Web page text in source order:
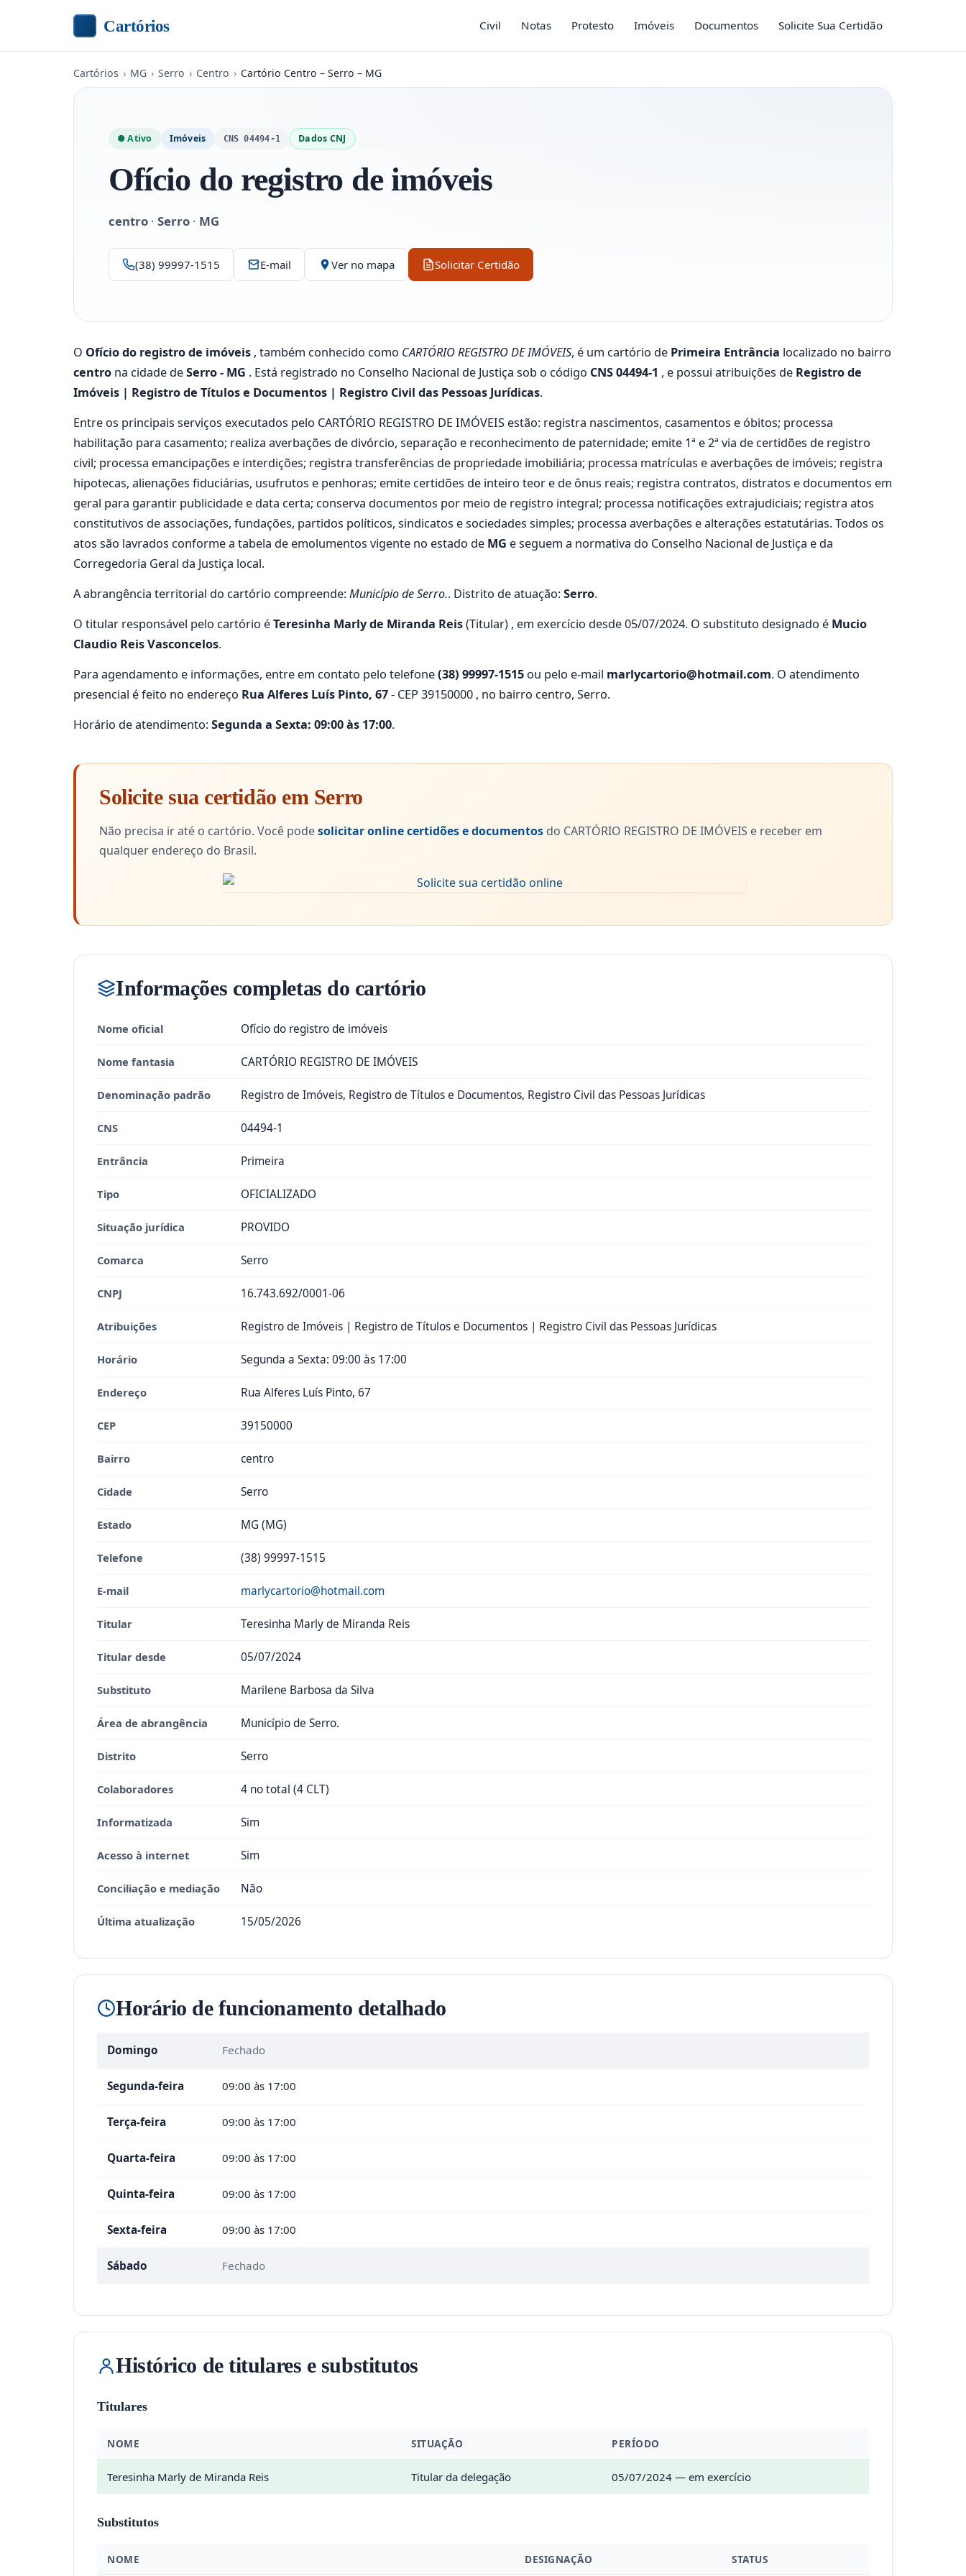
Cartórios Civil Notas Protesto Imóveis Documentos Solicite Sua Certidão
Cartórios › MG › Serro › Centro › Cartório Centro – Serro – MG
● Ativo Imóveis CNS 04494-1 Dados CNJ
Ofício do registro de imóveis
centro · Serro · MG
(38) 99997-1515 E-mail Ver no mapa Solicitar Certidão
O Ofício do registro de imóveis , também conhecido como CARTÓRIO REGISTRO DE IMÓVEIS, é um cartório de Primeira Entrância localizado no bairro
centro na cidade deSerro - MG . Está registrado no Conselho Nacional de Justiça sob o código CNS 04494-1 , e possui atribuições de Registro de
Imóveis | Registro de Títulos e Documentos | Registro Civil das Pessoas Jurídicas.
Entre os principais serviços executados pelo CARTÓRIO REGISTRO DE IMÓVEIS estão: registra nascimentos, casamentos e óbitos; processa
habilitação para casamento; realiza averbações de divórcio, separação e reconhecimento de paternidade; emite 1ª e 2ª via de certidões de registro
civil; processa emancipações e interdições; registra transferências de propriedade imobiliária; processa matrículas e averbações de imóveis; registra
hipotecas, alienações fiduciárias, usufrutos e penhoras; emite certidões de inteiro teor e de ônus reais; registra contratos, distratos e documentos em
geral para garantir publicidade e data certa; conserva documentos por meio de registro integral; processa notificações extrajudiciais; registra atos
constitutivos de associações, fundações, partidos políticos, sindicatos e sociedades simples; processa averbações e alterações estatutárias. Todos os
atos são lavrados conforme a tabela de emolumentos vigente no estado de MG e seguem a normativa do Conselho Nacional de Justiça e da
Corregedoria Geral da Justiça local.
A abrangência territorial do cartório compreende:Município de Serro.. Distrito de atuação:Serro.
O titular responsável pelo cartório éTeresinha Marly de Miranda Reis(Titular) , em exercício desde 05/07/2024. O substituto designado é Mucio
Claudio Reis Vasconcelos.
Para agendamento e informações, entre em contato pelo telefone(38) 99997-1515 ou pelo e-mail marlycartorio@hotmail.com. O atendimento
presencial é feito no endereço Rua Alferes Luís Pinto, 67- CEP 39150000 , no bairro centro, Serro.
Horário de atendimento:Segunda a Sexta: 09:00 às 17:00.
Solicite sua certidão em Serro
Não precisa ir até o cartório. Você podesolicitar online certidões e documentos do CARTÓRIO REGISTRO DE IMÓVEIS e receber em
qualquer endereço do Brasil.
Informações completas do cartório
Nome oficial Ofício do registro de imóveis
Nome fantasia CARTÓRIO REGISTRO DE IMÓVEIS
Denominação padrão Registro de Imóveis, Registro de Títulos e Documentos, Registro Civil das Pessoas Jurídicas
CNS 04494-1
Entrância Primeira
Tipo OFICIALIZADO
Situação jurídica PROVIDO
Comarca Serro
CNPJ 16.743.692/0001-06
Atribuições Registro de Imóveis | Registro de Títulos e Documentos | Registro Civil das Pessoas Jurídicas
Horário Segunda a Sexta: 09:00 às 17:00
Endereço Rua Alferes Luís Pinto, 67
CEP 39150000
Bairro centro
Cidade Serro
Estado MG (MG)
Telefone (38) 99997-1515
E-mail marlycartorio@hotmail.com
Titular Teresinha Marly de Miranda Reis
Titular desde 05/07/2024
Substituto Marilene Barbosa da Silva
Área de abrangência Município de Serro.
Distrito Serro
Colaboradores 4 no total (4 CLT)
Informatizada Sim
Acesso à internet Sim
Conciliação e mediação Não
Última atualização 15/05/2026
Horário de funcionamento detalhado
Domingo Fechado
Segunda-feira 09:00 às 17:00
Terça-feira 09:00 às 17:00
Quarta-feira 09:00 às 17:00
Quinta-feira 09:00 às 17:00
Sexta-feira 09:00 às 17:00
Sábado Fechado
Histórico de titulares e substitutos
Titulares
NOME SITUAÇÃO PERÍODO
Teresinha Marly de Miranda Reis Titular da delegação 05/07/2024 — em exercício
Substitutos
NOME DESIGNAÇÃO STATUS